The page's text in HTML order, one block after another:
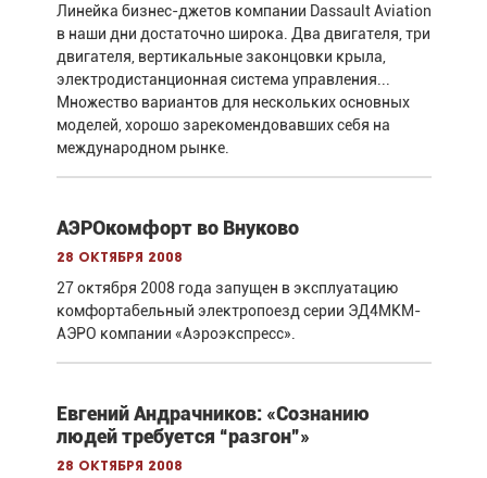
Линейка бизнес-джетов компании Dassault Aviation
в наши дни достаточно широка. Два двигателя, три
двигателя, вертикальные законцовки крыла,
электродистанционная система управления...
Множество вариантов для нескольких основных
моделей, хорошо зарекомендовавших себя на
международном рынке.
АЭРОкомфорт во Внуково
28 октября 2008
27 октября 2008 года запущен в эксплуатацию
комфортабельный электропоезд серии ЭД4МКМ-
АЭРО компании «Аэроэкспресс».
Евгений Андрачников: «Сознанию
людей требуется “разгон”»
28 октября 2008